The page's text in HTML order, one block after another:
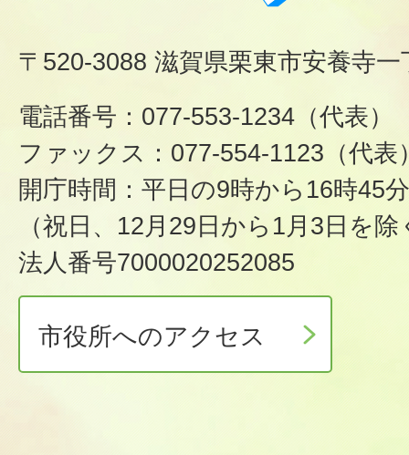
〒520-3088 滋賀県栗東市安養寺
電話番号：077-553-1234（代表）
ファックス：077-554-1123（代表
開庁時間：平日の9時から16時45分
（祝日、12月29日から1月3日を除
法人番号7000020252085
市役所へのアクセス